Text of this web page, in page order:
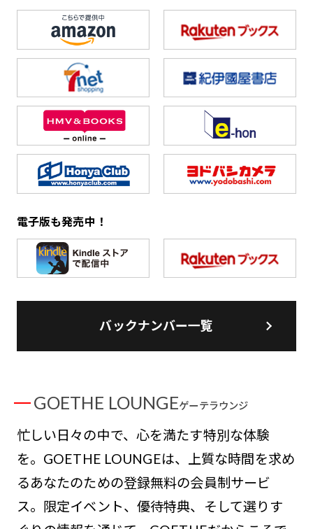
電子版も発売中！
バックナンバー一覧
GOETHE LOUNGEゲーテラウンジ
忙しい日々の中で、心を満たす特別な体験
を。GOETHE LOUNGEは、上質な時間を求め
るあなたのための登録無料の会員制サービ
ス。限定イベント、優待特典、そして選りす